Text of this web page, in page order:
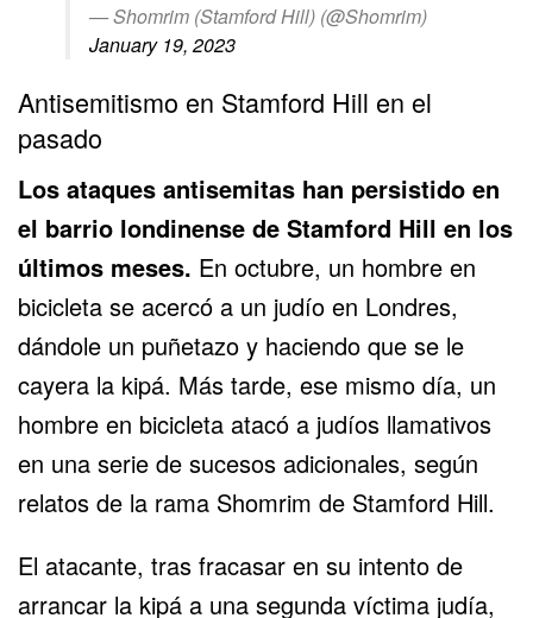
— Shomrim (Stamford Hill) (@Shomrim)
January 19, 2023
Antisemitismo en Stamford Hill en el
pasado
Los ataques antisemitas han persistido en
el barrio londinense de Stamford Hill en los
últimos meses. En octubre, un hombre en
bicicleta se acercó a un judío en Londres,
dándole un puñetazo y haciendo que se le
cayera la kipá. Más tarde, ese mismo día, un
hombre en bicicleta atacó a judíos llamativos
en una serie de sucesos adicionales, según
relatos de la rama Shomrim de Stamford Hill.
El atacante, tras fracasar en su intento de
arrancar la kipá a una segunda víctima judía,